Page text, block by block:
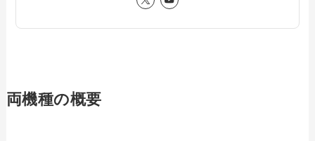
両機種の概要